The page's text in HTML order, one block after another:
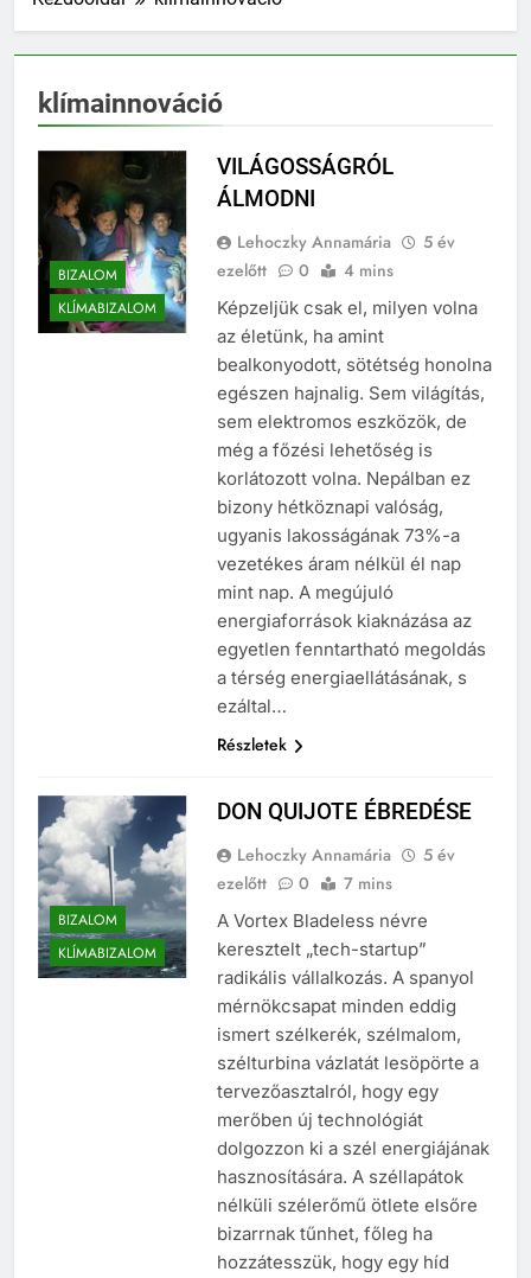
klímainnováció
BIZALOM
KLÍMABIZALOM
VILÁGOSSÁGRÓL
ÁLMODNI
Lehoczky Annamária
5 év
ezelőtt
0 4 mins
Képzeljük csak el, milyen volna
az életünk, ha amint
bealkonyodott, sötétség honolna
egészen hajnalig. Sem világítás,
sem elektromos eszközök, de
még a főzési lehetőség is
korlátozott volna. Nepálban ez
bizony hétköznapi valóság,
ugyanis lakosságának 73%-a
vezetékes áram nélkül él nap
mint nap. A megújuló
energiaforrások kiaknázása az
egyetlen fenntartható megoldás
a térség energiaellátásának, s
ezáltal…
Részletek
BIZALOM
KLÍMABIZALOM
DON QUIJOTE ÉBREDÉSE
Lehoczky Annamária
5 év
ezelőtt
0 7 mins
A Vortex Bladeless névre
keresztelt „tech-startup”
radikális vállalkozás. A spanyol
mérnökcsapat minden eddig
ismert szélkerék, szélmalom,
szélturbina vázlatát lesöpörte a
tervezőasztalról, hogy egy
merőben új technológiát
dolgozzon ki a szél energiájának
hasznosítására. A széllapátok
nélküli szélerőmű ötlete elsőre
bizarrnak tűnhet, főleg ha
hozzátesszük, hogy egy híd